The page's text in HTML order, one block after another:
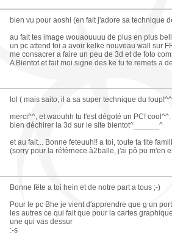
bien vu pour aoshi (en fait j'adore sa technique
au fait tes image wouaouuuu de plus en plus
un pc attend toi a avoir kelke nouveau wall sur
me consacrer a faire un peu de 3d et de foto
A Bientot et fait moi signe des ke tu te remets a
lol ( mais saito, il a sa super technique du
merci^^, et waouhh tu t'est dégoté un PC!
bien déchirer la 3d sur le site bientot^______^
et au fait... Bonne feteuuh!! a toi, toute ta tite
(sorry pour la référnece à2balle, j'ai pô pu m'en
Bonne fête a toi hein et de notre part a tous ;-)
Pour le pc Bhe je vient d'apprendre que g un
les autres ce qui fait que pour la cartes
une qui vas dessur
:-s